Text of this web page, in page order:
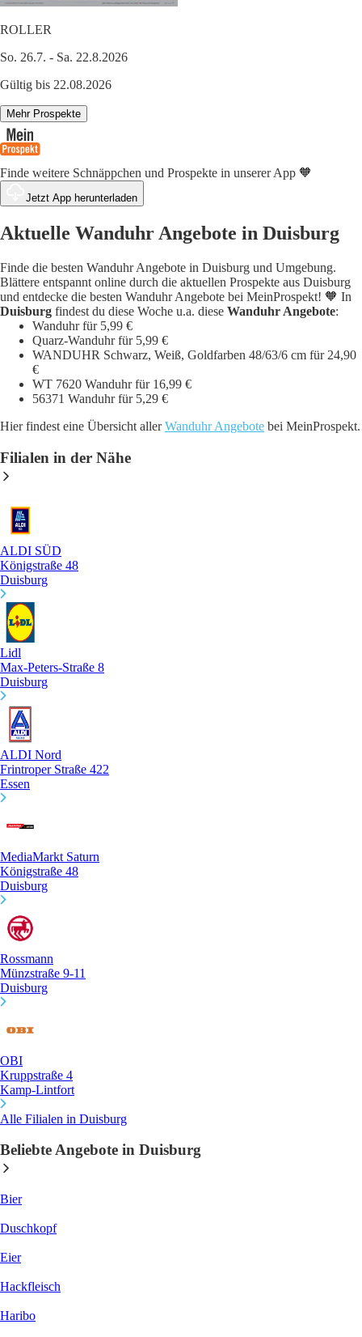
ROLLER
So. 26.7. - Sa. 22.8.2026
Gültig bis 22.08.2026
Mehr Prospekte
Finde weitere Schnäppchen und Prospekte in unserer App 🧡
Jetzt App herunterladen
Aktuelle Wanduhr Angebote in Duisburg
Finde die besten Wanduhr Angebote in Duisburg und Umgebung.
Blättere entspannt online durch die aktuellen Prospekte aus Duisburg
und entdecke die besten Wanduhr Angebote bei MeinProspekt! 🧡 In
Duisburg findest du diese Woche u.a. diese Wanduhr Angebote:
Wanduhr für 5,99 €
Quarz-Wanduhr für 5,99 €
WANDUHR Schwarz, Weiß, Goldfarben 48/63/6 cm für 24,90
€
WT 7620 Wanduhr für 16,99 €
56371 Wanduhr für 5,29 €
Hier findest eine Übersicht allerWanduhr Angebote bei MeinProspekt.
Filialen in der Nähe
ALDI SÜD
Königstraße 48
Duisburg
Lidl
Max-Peters-Straße 8
Duisburg
ALDI Nord
Frintroper Straße 422
Essen
MediaMarkt Saturn
Königstraße 48
Duisburg
Rossmann
Münzstraße 9-11
Duisburg
OBI
Kruppstraße 4
Kamp-Lintfort
Alle Filialen in Duisburg
Beliebte Angebote in Duisburg
Bier
Duschkopf
Eier
Hackfleisch
Haribo